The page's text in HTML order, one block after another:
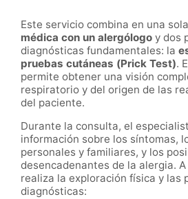
Este servicio combina en una
médica con un alergólogo y dos
diagnósticas fundamentales: la
pruebas cutáneas (Prick Test).
permite obtener una visión
respiratorio y del origen de las
del paciente.
Durante la consulta, el
información sobre los síntomas,
personales y familiares, y los
desencadenantes de la alergia.
realiza la exploración física y las
diagnósticas: